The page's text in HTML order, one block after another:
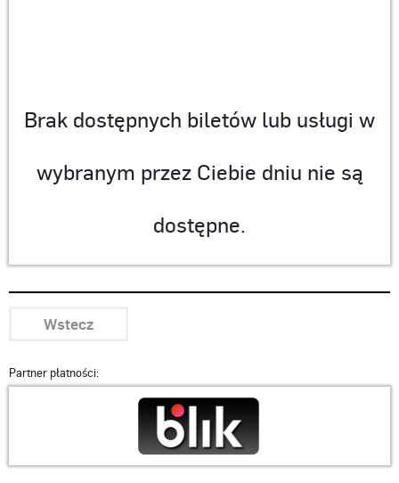
Brak dostępnych biletów lub usługi w
wybranym przez Ciebie dniu nie są
dostępne.
Wstecz
Partner płatności: